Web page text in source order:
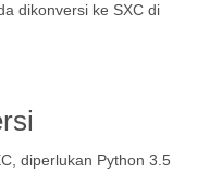
dikonversi ke SXC di
diperlukan Python 3.5